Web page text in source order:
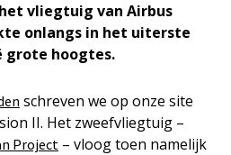
vliegtuig van Airbus
onlangs in het uiterste
grote hoogtes.
schreven we op onze site
II. Het zweefvliegtuig –
Project – vloog toen namelijk